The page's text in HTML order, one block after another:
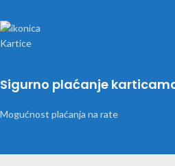
Sigurno plaćanje
Mogućnost plaćanja na rate